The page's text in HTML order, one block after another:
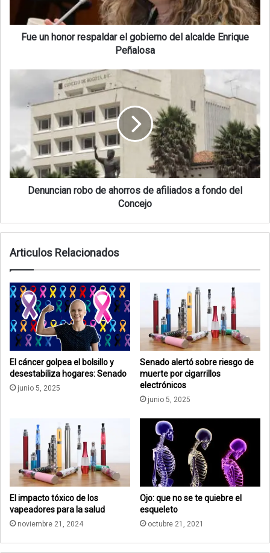
Fue un honor respaldar el gobierno del alcalde Enrique
Peñalosa
Denuncian robo de ahorros de afiliados a fondo del
Concejo
Articulos Relacionados
El cáncer golpea el bolsillo y
desestabiliza hogares: Senado
junio 5, 2025
Senado alertó sobre riesgo de
muerte por cigarrillos
electrónicos
junio 5, 2025
El impacto tóxico de los
vapeadores para la salud
noviembre 21, 2024
Ojo: que no se te quiebre el
esqueleto
octubre 21, 2021